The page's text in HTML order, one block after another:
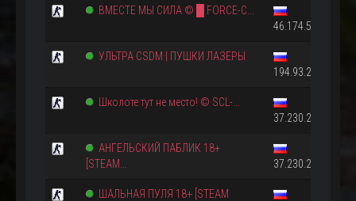
ВМЕСТЕ МЫ СИЛА © █ FORCE-C...
УЛЬТРА CSDM | ПУШКИ ЛАЗЕРЫ
Школоте тут не место! © SCL-...
АНГЕЛЬСКИЙ ПАБЛИК 18+
[STEAM...
ШАЛЬНАЯ ПУЛЯ 18+ [STEAM